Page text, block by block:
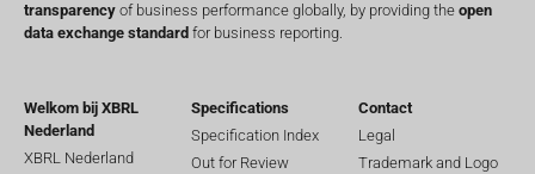
transparency of business performance globally, by providing the open
data exchange standard for business reporting.
Welkom bij XBRL
Nederland
XBRL Nederland
Specifications
Specification Index
Out for Review
Contact
Legal
Trademark and Logo